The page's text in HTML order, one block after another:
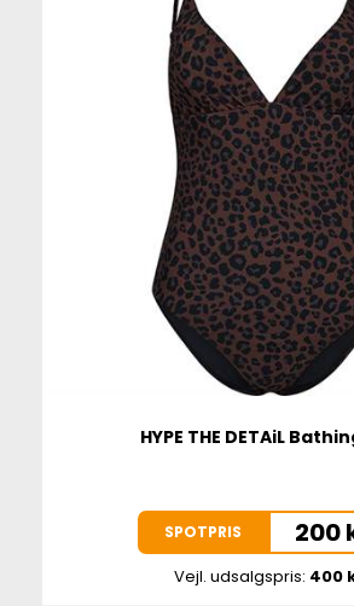
HYPE THE DETAiL
SPOTPRIS 200
Vejl. udsalgspris: 400